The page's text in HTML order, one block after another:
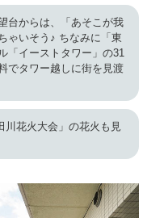
台からは、「あそこが我
ゃいそう♪ ちなみに「東
「イーストタワー」の31
でタワー越しに街を見渡
川花火大会」の花火も見